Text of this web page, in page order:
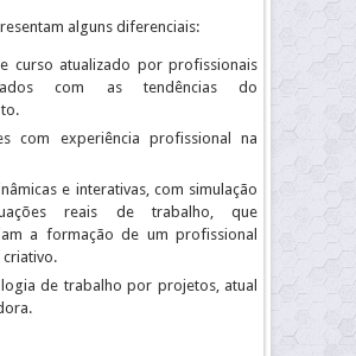
alguns diferenciais:
curso atualizado por profissionais
com as tendências do
com experiência profissional na
e interativas, com simulação
reais de trabalho, que
a formação de um profissional
criativo.
de trabalho por projetos, atual